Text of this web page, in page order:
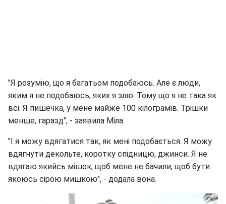
"Я розумію, що я багатьом подобаюсь. Але є люди,
яким я не подобаюсь, яких я злю. Тому що я не така як
всі. Я пишечка, у мене майже 100 кілограмів. Трішки
менше, гаразд", - заявила Міла.
"І я можу вдягатися так, як мені подобається. Я можу
вдягнути декольте, коротку спідницю, джинси. Я не
вдягаю якийсь мішок, щоб мене не бачили, щоб бути
якоюсь сірою мишкою", - додала вона.